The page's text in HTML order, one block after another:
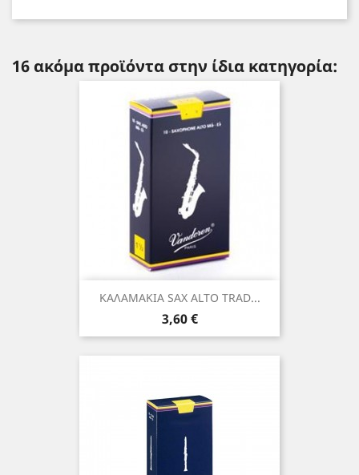
16 ακόμα προϊόντα στην ίδια κατηγορία:
ΚΑΛΑΜΑΚΙΑ SAX ALTO TRAD...
Τιμή
3,60 €